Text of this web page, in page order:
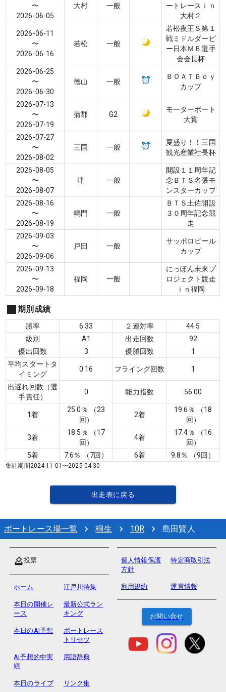
〜
2026-06-05
大村 一般
ートレースｉｎ
大村２
2026-06-11
〜
2026-06-16
若松 一般
若松夜王Ｓ第１
戦ミドルダービ
ー日本ＭＢ選手
会会長杯
2026-06-25
〜
2026-06-30
徳山 一般
ＢＯＡＴＢｏｙ
カップ
2026-07-13
〜
2026-07-19
蒲郡 G2
モーターボート
大賞
2026-07-27
〜
2026-08-02
三国 一般
夏盛り！！三国
観光産業社長杯
2026-08-05
〜
2026-08-07
津 一般
開設１１周年記
念ＢＴＳ名張モ
ンスターカップ
2026-08-16
〜
2026-08-19
鳴門 一般
ＢＴＳ土佐開設
３０周年記念競
走
2026-09-03
〜
2026-09-06
戸田 一般
サッポロビール
カップ
2026-09-13
〜
2026-09-18
福岡 一般
にっぽん未来プ
ロジェクト競走
ｉｎ福岡
期別成績
勝率 6.33 ２連対率
44.5
級別
A1 出走回数
92
優出回数
3 優勝回数
1
平均スタートタ
イミング
0.16 フライング回数 1
出遅れ回数（選
手責任）
0 能力指数 56.00
1着
25.0 ％ （23
回）
2着
19.6 ％ （18
回）
3着
18.5 ％ （17
回）
4着
17.4％ （16
回）
5着
7.6％ （7回） 6着 9.8％ （9回）
集計期間2024-11-01〜2025-04-30
出走表に戻る
ボートレース場一覧 桐生 10R 島田賢人
投票
ホーム 江戸川特集
本日の開催レ
ース
最新公式ラン
キング
本日のAI予想
ボートレース
トリセツ
AI予想的中実
績
用語辞典
本日のライブ リンク集
個人情報保護
方針
特定商取引法
利用規約 運営情報
お問い合せ